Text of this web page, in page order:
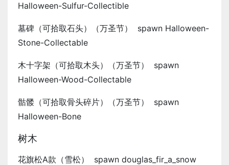
Halloween-Sulfur-Collectible
墓碑（可拾取石头）（万圣节） spawn Halloween-
Stone-Collectable
木十字架（可拾取木头）（万圣节） spawn
Halloween-Wood-Collectable
骷髅（可拾取骨头碎片）（万圣节） spawn
Halloween-Bone
树木
花旗松A款（雪松） spawn douglas_fir_a_snow